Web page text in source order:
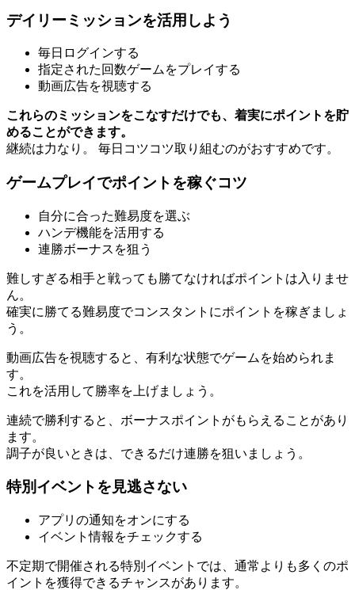
デイリーミッションを活用しよう
毎日ログインする
指定された回数ゲームをプレイする
動画広告を視聴する
これらのミッションをこなすだけでも、着実にポイントを貯
めることができます。
継続は力なり。 毎日コツコツ取り組むのがおすすめです。
ゲームプレイでポイントを稼ぐコツ
自分に合った難易度を選ぶ
ハンデ機能を活用する
連勝ボーナスを狙う
難しすぎる相手と戦っても勝てなければポイントは入りませ
ん。
確実に勝てる難易度でコンスタントにポイントを稼ぎましょ
う。
動画広告を視聴すると、有利な状態でゲームを始められま
す。
これを活用して勝率を上げましょう。
連続で勝利すると、ボーナスポイントがもらえることがあり
ます。
調子が良いときは、できるだけ連勝を狙いましょう。
特別イベントを見逃さない
アプリの通知をオンにする
イベント情報をチェックする
不定期で開催される特別イベントでは、通常よりも多くのポ
イントを獲得できるチャンスがあります。